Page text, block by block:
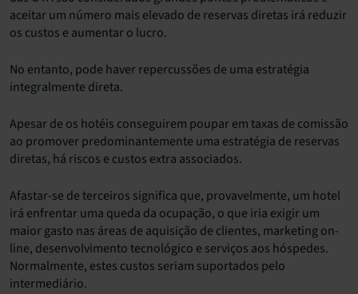
aceitar um número mais elevado de reservas diretas irá reduzir
os custos e aumentar o lucro.
No entanto, pode haver repercussões de uma estratégia
integralmente direta.
Apesar de os hotéis conseguirem poupar em taxas de comissão
ao promover predominantemente uma estratégia de reservas
diretas, há riscos e custos extra associados.
Afastar-se de terceiros significa que, provavelmente, um hotel
irá enfrentar uma queda da ocupação, o que iria exigir um
maior gasto nas áreas de aquisição de clientes, marketing on-
line, desenvolvimento tecnológico e serviços aos hóspedes.
Normalmente, estes custos seriam suportados pelo
intermediário.